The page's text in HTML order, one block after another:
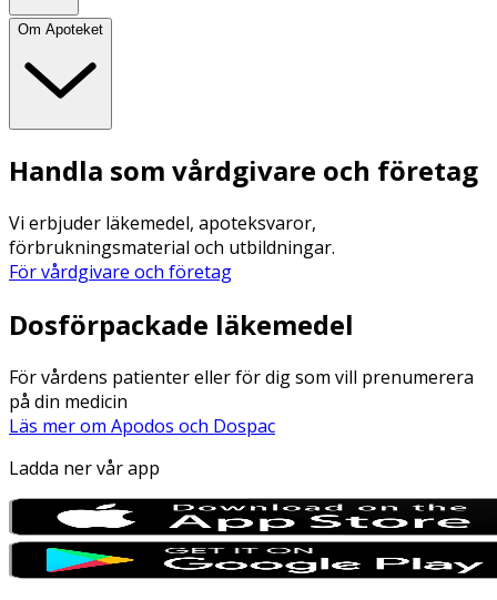
Om Apoteket
Handla som vårdgivare och företag
Vi erbjuder läkemedel, apoteksvaror,
förbrukningsmaterial och utbildningar.
För vårdgivare och företag
Dosförpackade läkemedel
För vårdens patienter eller för dig som vill prenumerera
på din medicin
Läs mer om Apodos och Dospac
Ladda ner vår app